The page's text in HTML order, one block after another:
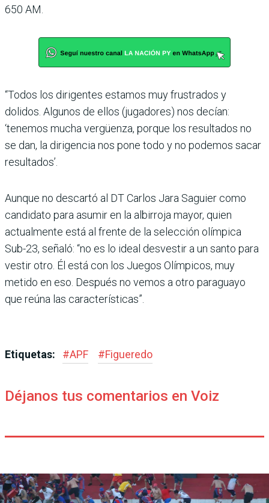
650 AM.
“Todos los dirigentes esta­mos muy frustrados y
dolidos. Algunos de ellos (jugadores) nos decían:
‘tenemos mucha vergüenza, porque los resul­tados no
se dan, la dirigencia nos pone todo y no podemos sacar
resultados’.
Aunque no descartó al DT Car­los Jara Saguier como
candi­dato para asumir en la albirroja mayor, quien
actualmente está al frente de la selección olím­pica
Sub-23, señaló: “no es lo ideal desvestir a un santo para
vestir otro. Él está con los Jue­gos Olímpicos, muy
metido en eso. Después no vemos a otro paraguayo
que reúna las carac­terísticas”.
Etiquetas: #APF #Figueredo
Déjanos tus comentarios en Voiz